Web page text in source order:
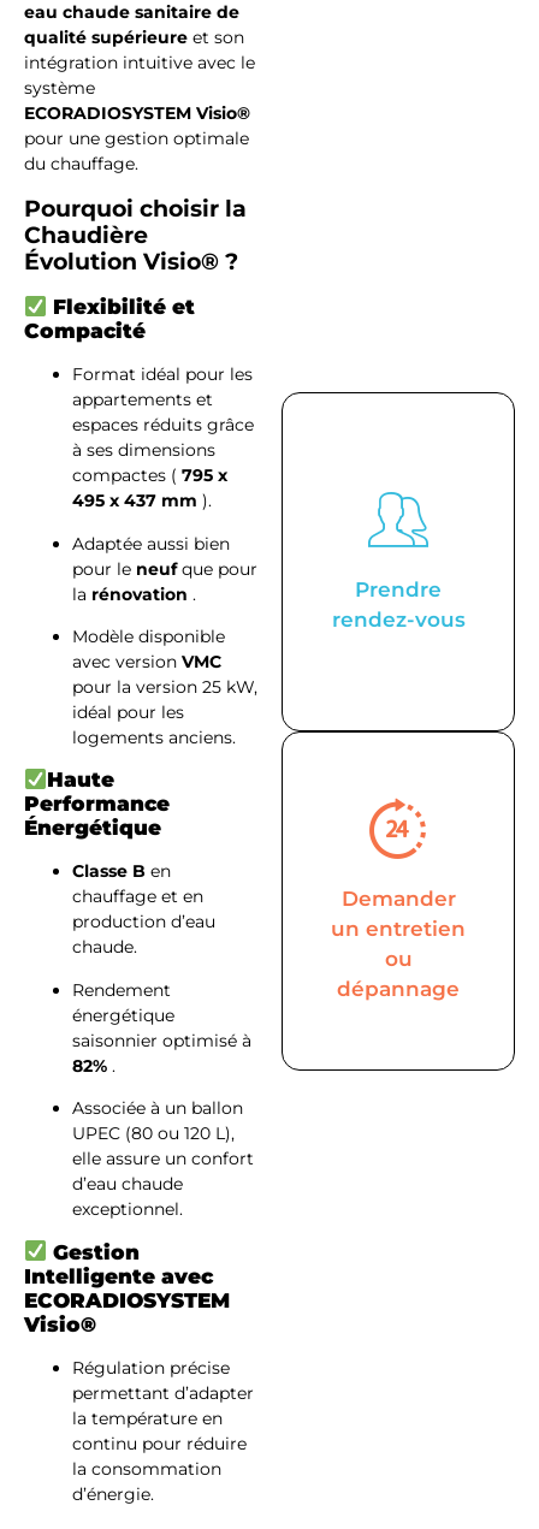
eau chaude sanitaire de
qualité supérieure et son
intégration intuitive avec le
système
ECORADIOSYSTEM Visio®
pour une gestion optimale
du chauffage.
Pourquoi choisir la
Chaudière
Évolution Visio® ?
Flexibilité et
Compacité
Format idéal pour les
appartements et
espaces réduits grâce
à ses dimensions
compactes ( 795 x
495 x 437 mm ).
Adaptée aussi bien
pour le neufque pour
la rénovation .
Modèle disponible
avec version VMC
pour la version 25 kW,
idéal pour les
logements anciens.
Haute
Performance
Énergétique
Classe B en
chauffage et en
production d’eau
chaude.
Rendement
énergétique
saisonnier optimisé à
82% .
Associée à un ballon
UPEC (80 ou 120 L),
elle assure un confort
d’eau chaude
exceptionnel.
Gestion
Intelligente avec
ECORADIOSYSTEM
Visio®
Régulation précise
permettant d’adapter
la température en
continu pour réduire
la consommation
d’énergie.
Prendre
rendez-vous
Demander
un entretien
ou
dépannage